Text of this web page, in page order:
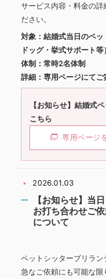
サービス内容・料金の詳
ださい。
対象：結婚式当日のペ
ドッグ・挙式サポート等）
体制：常時2名体制
詳細：専用ページにてご
【お知らせ】結婚式
こちら
専用ページ
2026.01.03
【お知らせ】当
お打ち合わせご
について
ペットシッターブリラン
急なご依頼にも可能な